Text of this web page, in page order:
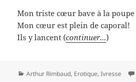
Mon triste cœur bave à la poupe
Mon cœur est plein de caporal!
Ils y lancent (continuer...)
Catégories
Arthur Rimbaud, Erotique,Ivresse